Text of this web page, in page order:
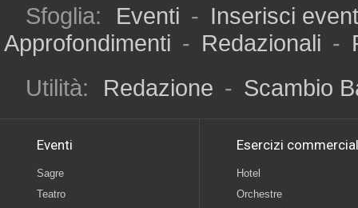
Sfoglia: Eventi - Inserisci
Approfondimenti - Redazionali -
Utilità:
Redazione - Scambio
Eventi
Sagre
Teatro
Esercizi
Hotel
Orchestre